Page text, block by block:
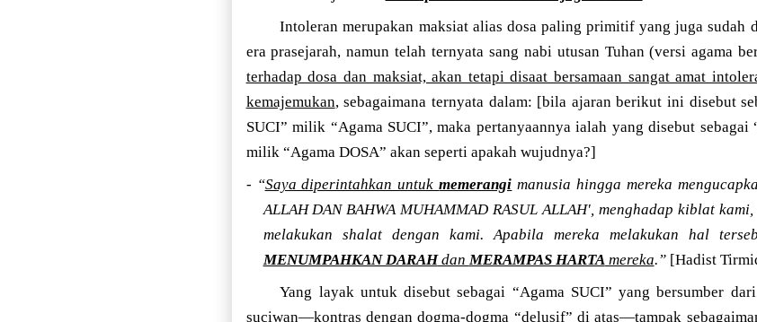
Intoleran merupakan maksiat alias dosa paling primitif yang juga sudah
era prasejarah, namun telah ternyata sang nabi utusan Tuhan (versi agama
terhadap dosa dan maksiat, akan tetapi disaat bersamaan sangat amat
kemajemukan, sebagaimana ternyata dalam: [bila ajaran berikut ini disebut
SUCI” milik “Agama SUCI”, maka pertanyaannya ialah yang disebut sebagai
milik “Agama DOSA” akan seperti apakah wujudnya?]
- “Saya diperintahkan untukmemerangi manusia hingga mereka
ALLAH DAN BAHWA MUHAMMAD RASUL ALLAH', menghadap kiblat
melakukan shalat dengan kami. Apabila mereka melakukan hal
MENUMPAHKAN DARAHdanMERAMPAS HARTAmereka.”[Hadist
Yang layak untuk disebut sebagai “Agama SUCI” yang bersumber dari
suciwan—kontras dengan dogma-dogma “delusif” di atas—tampak